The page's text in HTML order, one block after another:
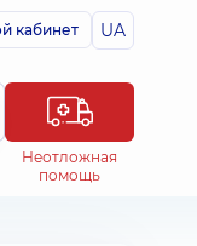
кабинет UA
Неотложная
помощь